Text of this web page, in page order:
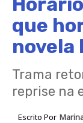
que
novela
Trama
reprise na
Escrito Por